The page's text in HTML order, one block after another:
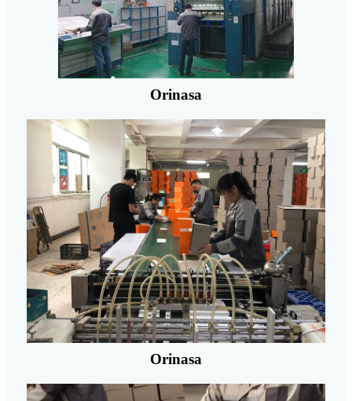
Orinasa
Orinasa